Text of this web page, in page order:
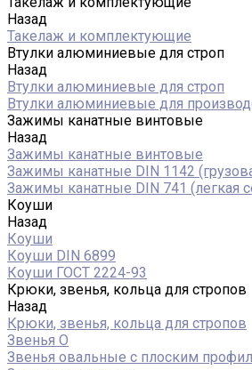
Назад
Такелаж и комплектующие
Втулки алюминиевые для строп
Назад
Втулки алюминиевые для строп
Втулки алюминиевые для
Зажимы канатные винтовые
Назад
Зажимы канатные винтовые
Зажимы канатные DIN 1142
Зажимы канатные DIN 741 (легкая
Коуши
Назад
Коуши
Коуши DIN 6899
Коуши ГОСТ 2224-93
Крюки, звенья, кольца для стропов
Назад
Крюки, звенья, кольца для стропов
Звенья О
Звенья овальные с плоским